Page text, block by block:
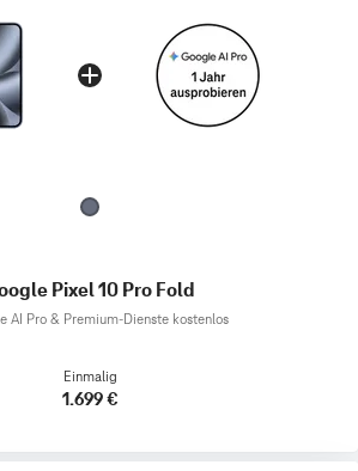
Pixel 10 Pro Fold
AI Pro & Premium-Dienste kostenlos
Einmalig
1.699 €